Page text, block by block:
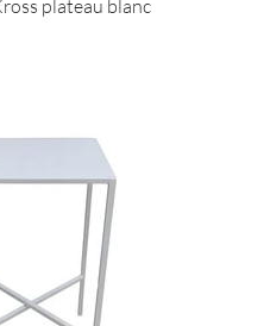
plateau blanc